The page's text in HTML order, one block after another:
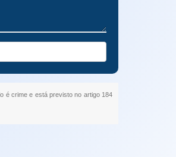
é crime e está previsto no artigo 184